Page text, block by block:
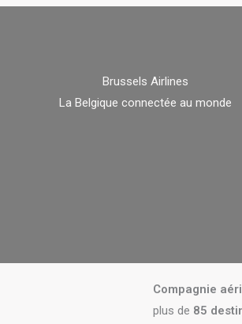
Brussels Airlines
La Belgique connectée au monde
Compagnie
plus de 85